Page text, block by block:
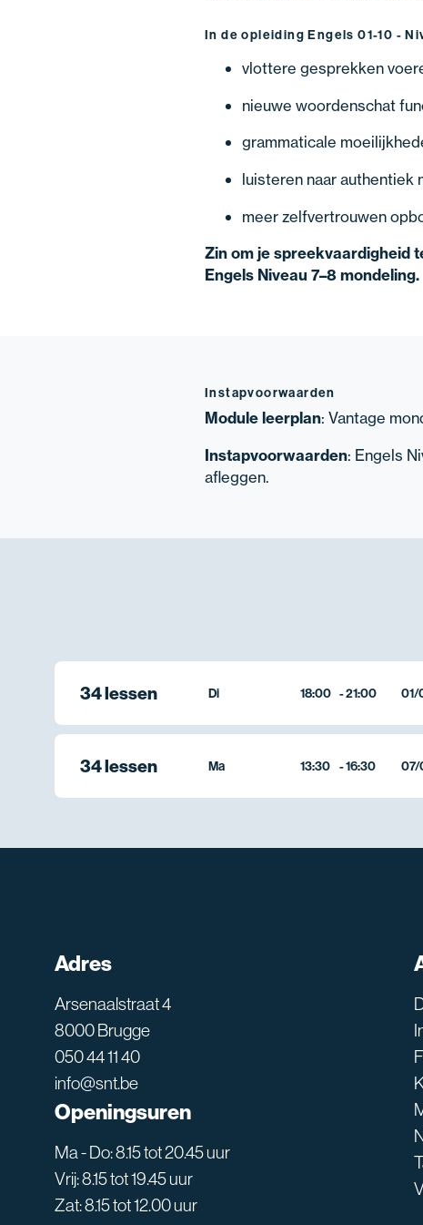
In de opleiding Engels 01-10 -
vlottere gesprekken
nieuwe woordenschat
grammaticale
luisteren naar authentiek
meer zelfvertrouwen
Zin om je spreekvaardigheid
Engels Niveau 7–8 mondeling.
Instapvoorwaarden
Module leerplan: Vantage
Instapvoorwaarden: Engels
afleggen.
34 lessen Di 18:00 -21:00 01/
34 lessen Ma 13:30 -16:30 07/
Adres
Arsenaalstraat 4
8000 Brugge
050 44 11 40
info@snt.be
Openingsuren
Ma - Do: 8.15 tot 20.45 uur
Vrij: 8.15 tot 19.45 uur
Zat: 8.15 tot 12.00 uur